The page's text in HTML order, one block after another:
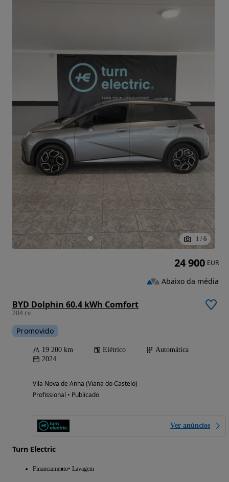
1 / 6
BYD Dolphin 60.4 kWh Comfort
204 cv
Promovido
19 200 km Elétrico
Automática
2024
Vila Nova de Anha (Viana do Castelo)
Profissional • Publicado
Ver anúncios
Turn Electric
Financiamento Lavagem
24 900 EUR
Abaixo da média